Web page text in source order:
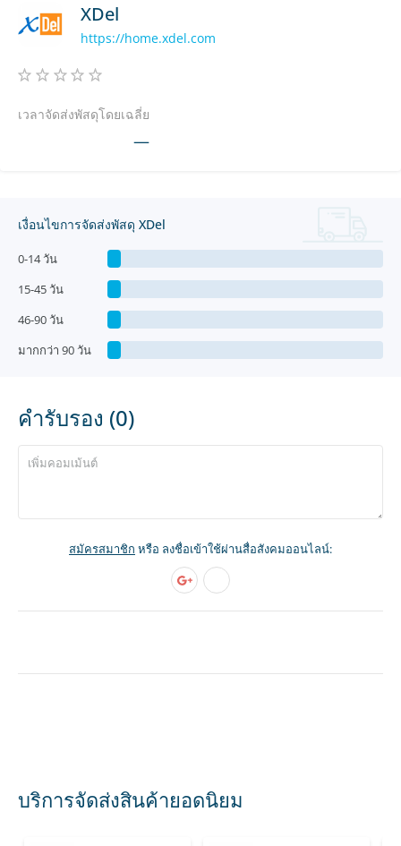
XDel
https://home.xdel.com
เวลาจัดส่งพัสดุโดยเฉลี่ย
—
เงื่อนไขการจัดส่งพัสดุ XDel
0-14 วัน
15-45 วัน
46-90 วัน
มากกว่า 90 วัน
คำรับรอง (0)
สมัครสมาชิก หรือ ลงชื่อเข้าใช้ผ่านสื่อสังคมออนไลน์:
บริการจัดส่งสินค้ายอดนิยม